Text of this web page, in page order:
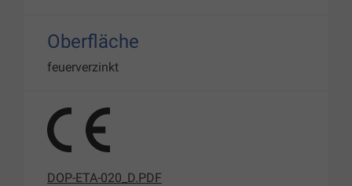
Oberfläche
feuerverzinkt
DOP-ETA-020_D.PDF